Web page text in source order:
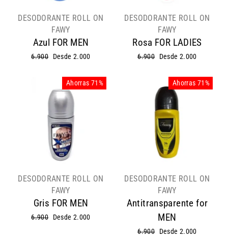
DESODORANTE ROLL ON
FAWY
Azul FOR MEN
Precio
6.900
Precio
oferta
Desde 2.000
DESODORANTE ROLL ON
FAWY
Rosa FOR LADIES
Precio
6.900
Precio
oferta
Desde 2.000
Ahorras 71%
DESODORANTE ROLL ON
FAWY
Gris FOR MEN
Precio
6.900
Precio
Desde 2.000
Ahorras 71%
DESODORANTE ROLL ON
FAWY
Antitransparente for
MEN
Precio
6.900
Precio
Desde 2.000